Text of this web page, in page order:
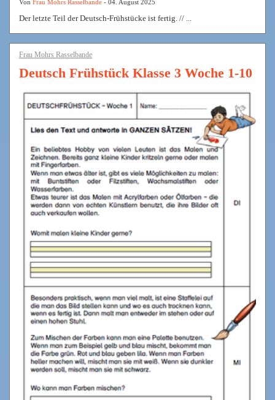
Von Frau Mohrs Rasselbande - 04. August 2025
Der letzte Teil der Deutsch-Frühstücke ist fertig. // ...
Frau Mohrs Rasselbande
Deutsch Frühstück Klasse 3 Woche 1-10